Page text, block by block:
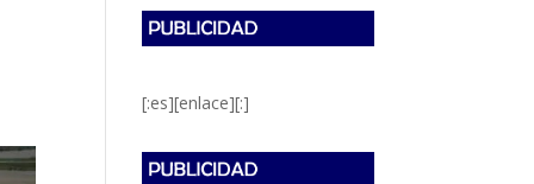
[:es][enlace][:]